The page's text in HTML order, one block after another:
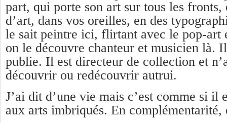
part, qui porte son art sur tous les fronts,
d’art, dans vos oreilles, en des
le sait peintre ici, flirtant avec le pop-art
on le découvre chanteur et musicien là.
publie. Il est directeur de collection et
découvrir ou redécouvrir autrui.
J’ai dit d’une vie mais c’est comme si il
aux arts imbriqués. En complémentarité,